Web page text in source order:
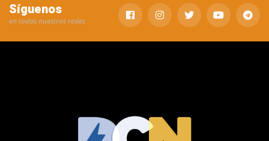
Síguenos
en todas nuestras redes